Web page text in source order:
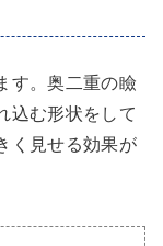
す。奥二重の瞼
込む形状をして
く見せる効果が